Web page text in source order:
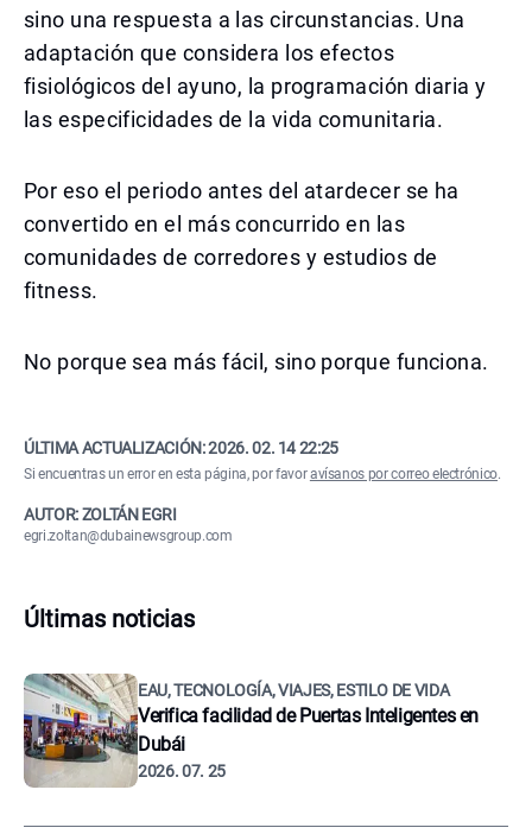
sino una respuesta a las circunstancias. Una
adaptación que considera los efectos
fisiológicos del ayuno, la programación diaria y
las especificidades de la vida comunitaria.
Por eso el periodo antes del atardecer se ha
convertido en el más concurrido en las
comunidades de corredores y estudios de
fitness.
No porque sea más fácil, sino porque funciona.
ÚLTIMA ACTUALIZACIÓN:2026. 02. 14 22:25
Si encuentras un error en esta página, por favoravísanos por correo electrónico.
AUTOR: ZOLTÁN EGRI
egri.zoltan@dubainewsgroup.com
Últimas noticias
EAU, TECNOLOGÍA, VIAJES, ESTILO DE VIDA
Verifica facilidad de Puertas Inteligentes en
Dubái
2026. 07. 25